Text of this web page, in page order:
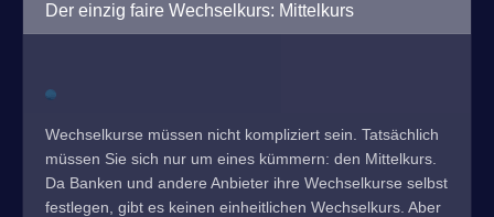
Der einzig faire Wechselkurs: Mittelkurs
Wechselkurse müssen nicht kompliziert sein. Tatsächlich
müssen Sie sich nur um eines kümmern: den Mittelkurs.
Da Banken und andere Anbieter ihre Wechselkurse selbst
festlegen, gibt es keinen einheitlichen Wechselkurs. Aber